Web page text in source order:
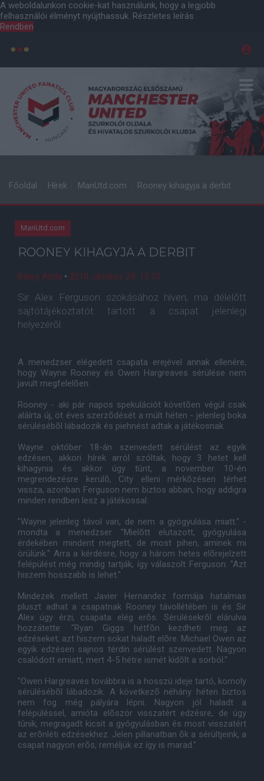
A weboldalunkon cookie-kat használunk, hogy a legjobb
felhasználói élményt nyújthassuk. Részletes leírás
Rendben
Főoldal Hírek ManUtd.com Rooney kihagyja a derbit
ManUtd.com
ROONEY KIHAGYJA A DERBIT
Balog Attila • 2010. október. 29. 13:13
Sir Alex Ferguson szokásához híven, ma délelõtt
sajtótájékoztatót tartott a csapat jelenlegi
helyezérõl.
A menedzser elégedett csapata erejével annak ellenére,
hogy Wayne Rooney és Owen Hargreaves sérülése nem
javult megfelelõen.
Rooney - aki pár napos spekulációt követõen végül csak
aláírta új, öt éves szerzõdését a múlt héten - jelenleg boka
sérülésébõl lábadozik és piehnést adtak a játékosnak.
Wayne október 18-án szenvedett sérülést az egyik
edzésen, akkori hírek arról szóltak, hogy 3 hetet kell
kihagynia és akkor úgy tûnt, a november 10-én
megrendezésre kerülõ, City elleni mérkõzésen térhet
vissza, azonban Ferguson nem biztos abban, hogy addigra
minden rendben lesz a játékossal.
"Wayne jelenleg távol van, de nem a gyógyulása miatt." -
mondta a menedzser. "Mielõtt elutazott, gyógyulása
érdekében mindent megtett, de most pihen, aminek mi
örülünk." Arra a kérdésre, hogy a három hetes elõrejelzett
felépülést még mindig tartják, így válaszolt Ferguson: "Azt
hiszem hosszabb is lehet."
Mindezek mellett Javier Hernandez formája hatalmas
pluszt adhat a csapatnak Rooney távollétében is és Sir
Alex úgy érzi, csapata elég erõs. Sérülésekrõl elárulva
hozzátette: "Ryan Giggs hétfõn kezdheti meg az
edzéseket, azt hiszem sokat haladt elõre. Michael Owen az
egyik edzésen sajnos térdín sérülést szenvedett. Nagyon
csalódott emiatt, mert 4-5 hétre ismét kidõlt a sorból."
"Owen Hargreaves továbbra is a hosszú ideje tartó, komoly
sérülésébõl lábadozik. A következõ néhány héten biztos
nem fog még pályára lépni. Nagyon jól haladt a
felépüléssel, amióta elõször visszatért edzésre, de úgy
tûnik, megragadt kicsit a gyógyulásban és most visszatért
az erõnléti edzésekhez. Jelen pillanatban õk a sérültjeink, a
csapat nagyon erõs, reméljük ez így is marad."